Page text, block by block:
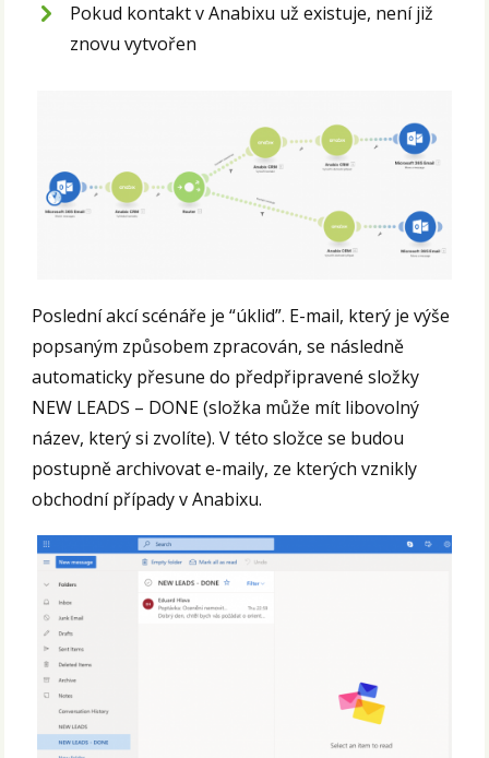
Pokud kontakt v Anabixu už existuje, není již
znovu vytvořen
Poslední akcí scénáře je “úklid”. E-mail, který je výše
popsaným způsobem zpracován, se následně
automaticky přesune do předpřipravené složky
NEW LEADS – DONE (složka může mít libovolný
název, který si zvolíte). V této složce se budou
postupně archivovat e-maily, ze kterých vznikly
obchodní případy v Anabixu.